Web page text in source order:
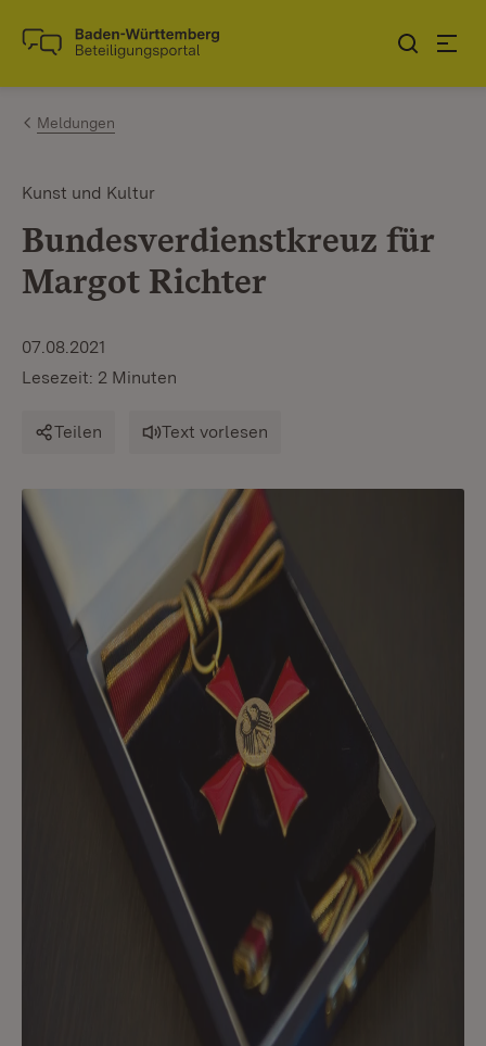
Zum Inhalt springen
Link zur Startseite
Meldungen
Kunst und Kultur
Bundesverdienstkreuz für
Margot Richter
07.08.2021
Lesezeit: 2 Minuten
Teilen Text vorlesen